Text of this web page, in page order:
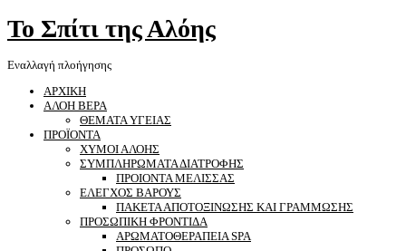
Το Σπίτι της Αλόης
Εναλλαγή πλοήγησης
ΑΡΧΙΚΗ
ΑΛΟΗ ΒΕΡΑ
ΘΕΜΑΤΑ ΥΓΕΙΑΣ
ΠΡΟΪΟΝΤΑ
ΧΥΜΟΙ ΑΛΟΗΣ
ΣΥΜΠΛΗΡΩΜΑΤΑ ΔΙΑΤΡΟΦΗΣ
ΠΡΟΙΟΝΤΑ ΜΕΛΙΣΣΑΣ
ΕΛΕΓΧΟΣ ΒΑΡΟΥΣ
ΠΑΚΕΤΑ ΑΠΟΤΟΞΙΝΩΣΗΣ ΚΑΙ ΓΡΑΜΜΩΣΗΣ
ΠΡΟΣΩΠΙΚΗ ΦΡΟΝΤΙΔΑ
ΑΡΩΜΑΤΟΘΕΡΑΠΕΙΑ SPA